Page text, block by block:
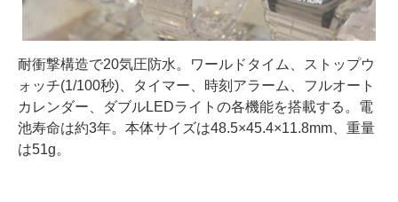
耐衝撃構造で20気圧防水。ワールドタイム、ストップウ
ォッチ(1/100秒)、タイマー、時刻アラーム、フルオート
カレンダー、ダブルLEDライトの各機能を搭載する。電
池寿命は約3年。本体サイズは48.5×45.4×11.8mm、重量
は51g。